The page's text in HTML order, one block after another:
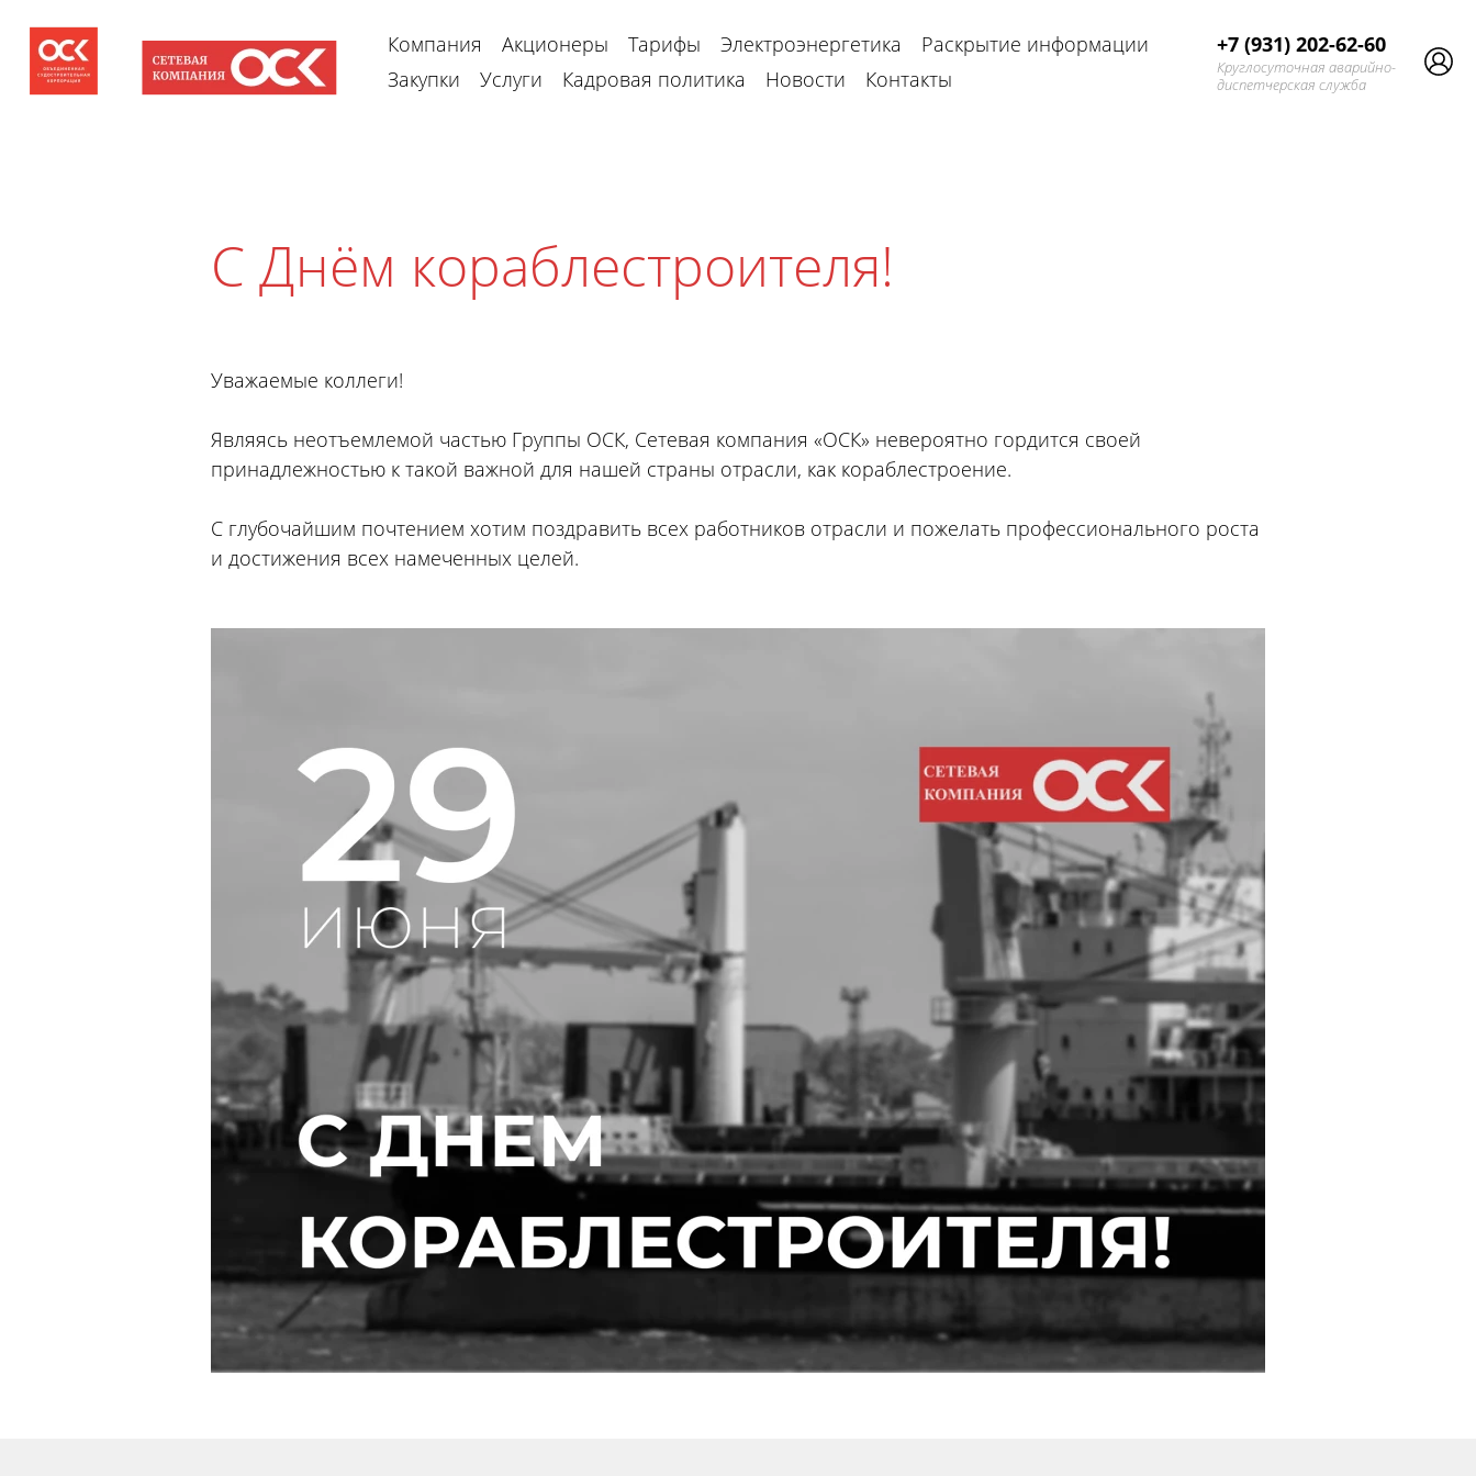
Компания Акционеры Тарифы Электроэнергетика
Раскрытие информации
Закупки
Услуги Кадровая политика Новости Контакты
+7 (931) 202-62-60
Круглосуточная аварийно-
диспетчерская служба
С Днём кораблестроителя!
Уважаемые коллеги!
Являясь неотъемлемой частью Группы ОСК, Сетевая компания «ОСК» невероятно гордится своей
принадлежностью к такой важной для нашей страны отрасли, как кораблестроение.
С глубочайшим почтением хотим поздравить всех работников отрасли и пожелать профессионального роста
и достижения всех намеченных целей.